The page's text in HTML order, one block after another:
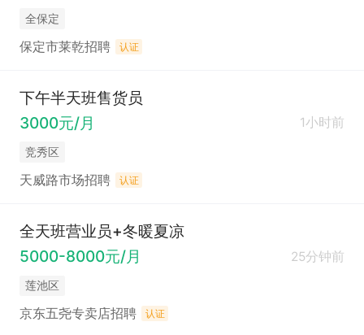
全保定
保定市莱乾招聘 认证
下午半天班售货员
3000元/月
1小时前
竞秀区
天威路市场招聘 认证
全天班营业员+冬暖夏凉
5000-8000元/月
25分钟前
莲池区
京东五尧专卖店招聘 认证